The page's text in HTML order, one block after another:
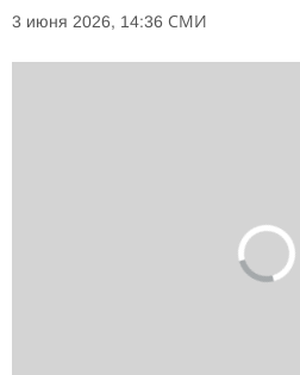
3 июня 2026, 14:36 СМИ